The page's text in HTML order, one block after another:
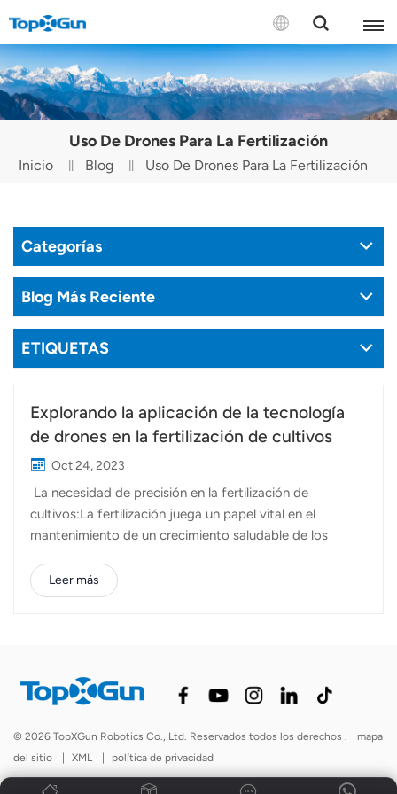
CONTÁCTENOS
English
Español
Português(Portugal)
Português(Brasil)
Türkçe
Uso De Drones Para La Fertilización
Inicio Blog Uso De Drones Para La Fertilización
Categorías
Blog Más Reciente
ETIQUETAS
Explorando la aplicación de la tecnología
de drones en la fertilización de cultivos
Oct 24, 2023
La necesidad de precisión en la fertilización de
cultivos:La fertilización juega un papel vital en el
mantenimiento de un crecimiento saludable de los
los métodos tradicionales para aplicar fertilizantes a
menudo carecen de precisión, lo que lleva a una
consecuencias ambientales negativas, como la
escorrentía de nutrientes hacia las fuentes de agua. Para
surgido como una solución innovadora. Ventajas de Uso
de drones para la fertilización:1. Rentabilidad:Los
métodos de fertilización tradicionales implican...
Leer más
© 2026 TopXGun Robotics Co., Ltd. Reservados todos los derechos .
mapa
del sitio
| XML | política de privacidad